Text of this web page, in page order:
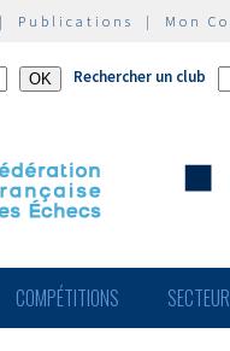
Publications | Mon
Rechercher un club
COMPÉTITIONS